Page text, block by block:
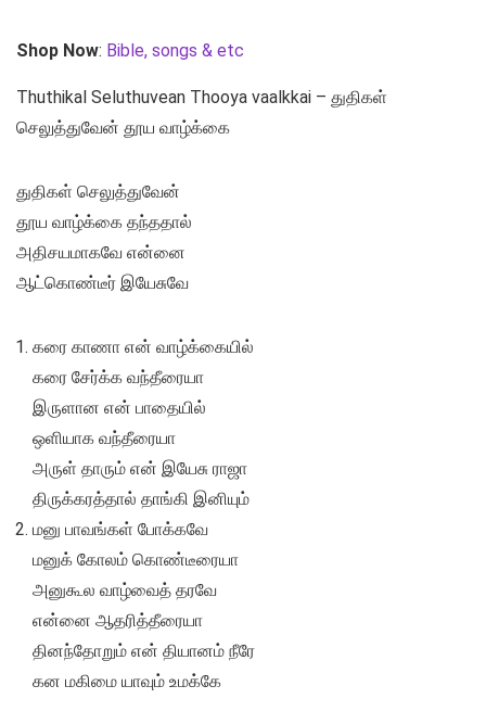
Shop Now: Bible, songs & etc
Thuthikal Seluthuvean Thooya vaalkkai – துதிகள்
செலுத்துவேன் தூய வாழ்க்கை
துதிகள் செலுத்துவேன்
தூய வாழ்க்கை தந்ததால்
அதிசயமாகவே என்னை
ஆட்கொண்டீர் இயேசுவே
கரை காணா என் வாழ்க்கையில்
கரை சேர்க்க வந்தீரையா
இருளான என் பாதையில்
ஒளியாக வந்தீரையா
அருள் தாரும் என் இயேசு ராஜா
திருக்கரத்தால் தாங்கி இனியும்
மனு பாவங்கள் போக்கவே
மனுக் கோலம் கொண்டீரையா
அனுகூல வாழ்வைத் தரவே
என்னை ஆதரித்தீரையா
தினந்தோறும் என் தியானம் நீரே
கன மகிமை யாவும் உமக்கே